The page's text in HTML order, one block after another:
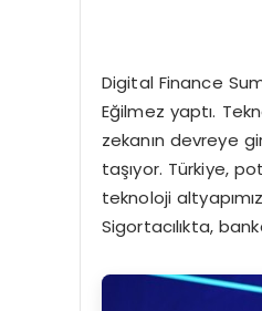
Digital Finance
Eğilmez yaptı.
zekanın devreye
taşıyor. Türkiye,
teknoloji
Sigortacılıkta,